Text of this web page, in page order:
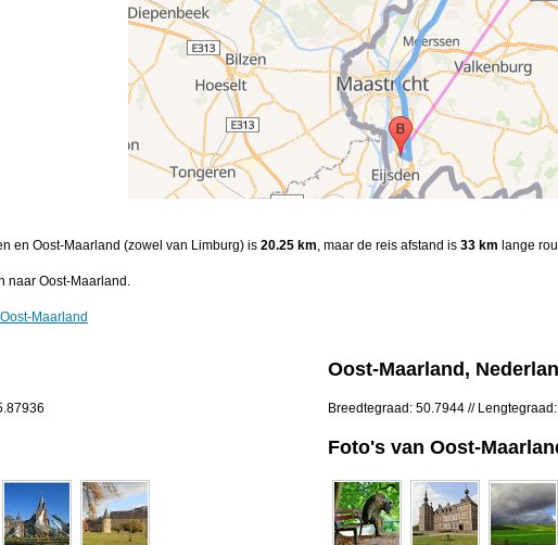
en Oost-Maarland (zowel van Limburg) is 20.25 km, maar de reis afstand is 33 km lange
naar Oost-Maarland.
Maarland
Oost-Maarland,
Breedtegraad: 50.7944 //
Foto's van Oost-